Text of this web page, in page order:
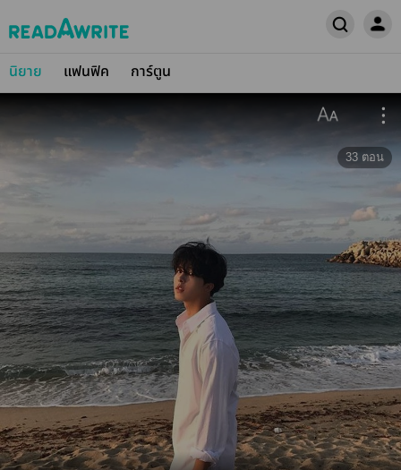
นิยาย แฟนฟิค การ์ตูน
33 ตอน